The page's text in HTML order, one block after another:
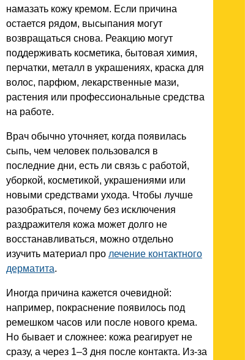
намазать кожу кремом. Если причина
остается рядом, высыпания могут
возвращаться снова. Реакцию могут
поддерживать косметика, бытовая химия,
перчатки, металл в украшениях, краска для
волос, парфюм, лекарственные мази,
растения или профессиональные средства
на работе.
Врач обычно уточняет, когда появилась
сыпь, чем человек пользовался в
последние дни, есть ли связь с работой,
уборкой, косметикой, украшениями или
новыми средствами ухода. Чтобы лучше
разобраться, почему без исключения
раздражителя кожа может долго не
восстанавливаться, можно отдельно
изучить материал про лечение контактного
дерматита.
Иногда причина кажется очевидной:
например, покраснение появилось под
ремешком часов или после нового крема.
Но бывает и сложнее: кожа реагирует не
сразу, а через 1–3 дня после контакта. Из-за